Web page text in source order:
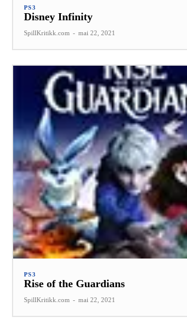
PS3
Disney Infinity
SpillKritikk.com - mai 22, 2021
PS3
Rise of the Guardians
SpillKritikk.com - mai 22, 2021